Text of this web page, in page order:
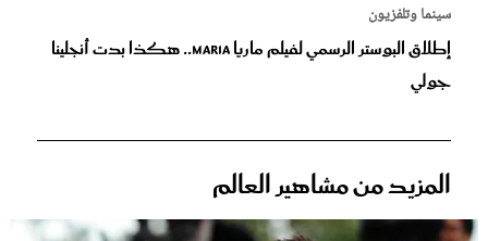
سينما وتلفزيون
إطلاق البوستر الرسمي لفيلم ماريا Maria.. هكذا بدت أنجلينا
جولي
المزيد من مشاهير العالم